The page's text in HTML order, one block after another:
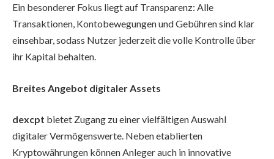
Ein besonderer Fokus liegt auf Transparenz: Alle
Transaktionen, Kontobewegungen und Gebühren sind klar
einsehbar, sodass Nutzer jederzeit die volle Kontrolle über
ihr Kapital behalten.
Breites Angebot digitaler Assets
dexcpt bietet Zugang zu einer vielfältigen Auswahl
digitaler Vermögenswerte. Neben etablierten
Kryptowährungen können Anleger auch in innovative